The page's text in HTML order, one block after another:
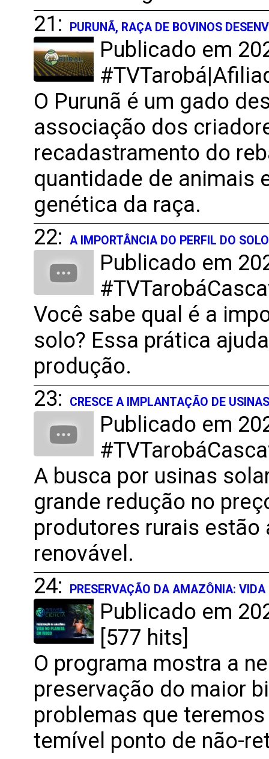
21:
PURUNÃ, RAÇA DE BOVINOS
Publicado em
O Purunã é um gado
associação dos
recadastramento do
quantidade de animais
genética da raça.
22:
A IMPORTÂNCIA DO PERFIL DO SOLO
Publicado em
Você sabe qual é a
solo? Essa prática
produção.
23:
CRESCE A IMPLANTAÇÃO DE
Publicado em
A busca por usinas
grande redução no
produtores rurais
renovável.
24:
PRESERVAÇÃO DA AMAZÔNIA:
Publicado em
[577 hits]
O programa mostra a
preservação do maior
problemas que
temível ponto de não-